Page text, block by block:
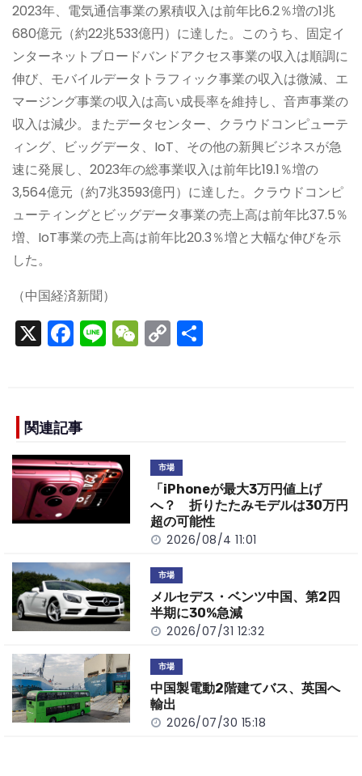
2023年、電気通信事業の累積収入は前年比6.2％増の1兆
680億元（約22兆533億円）に達した。このうち、固定イ
ンターネットブロードバンドアクセス事業の収入は順調に
伸び、モバイルデータトラフィック事業の収入は微減、エ
マージング事業の収入は高い成長率を維持し、音声事業の
収入は減少。またデータセンター、クラウドコンピューテ
ィング、ビッグデータ、IoT、その他の新興ビジネスが急
速に発展し、2023年の総事業収入は前年比19.1％増の
3,564億元（約7兆3593億円）に達した。クラウドコンピ
ューティングとビッグデータ事業の売上高は前年比37.5％
増、IoT事業の売上高は前年比20.3％増と大幅な伸びを示
した。
（中国経済新聞）
X F
e
b
o
o
k
Li W C
n
k
関連記事
市場
「iPhoneが最大3万円値上げ
へ？ 折りたたみモデルは30万円
超の可能性
2026/08/4 11:01
市場
メルセデス・ベンツ中国、第2四
半期に30%急減
2026/07/31 12:32
市場
中国製電動2階建てバス、英国へ
輸出
2026/07/30 15:18